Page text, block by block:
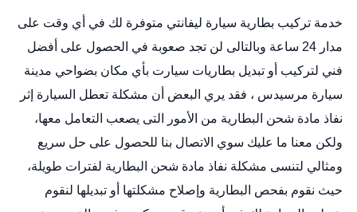
خدمة تركيب بطارية سيارة ليفانتي متوفرة لك في أي وقت على
مدار 24 ساعة وبالتالى لن تجد صعوبة في الحصول على أفضل
فني لتركيب أو تبديل بطاريات سيارت بأي مكان بضواحي مدينة
سيارة مرسيدس ، فقد يري البعض أن مشكلة تعطل السيارة إثر
نفاذ مادة شحن البطارية من الأمور التى يصعب التعامل معها،
ولكن معنا ما عليك سوي الاتصال بنا للحصول على حل سريع
ومثالي لتنسى مشكلة نفاذ مادة شحن البطارية لفترات طويلة،
حيث نقوم بفحص البطارية وإصلاح مشكلتها أو تبديلها لنقوم